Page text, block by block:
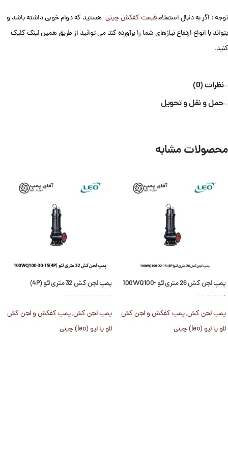
توجه : اگر به دنبال استعلامقیمت کفکش چینی هستید که دوام خوبی داشته باشد و
بتواند با انواع ارتفاع نیازهای شما را برآورده کند می توانید از طریق همین لینک کلیک
کنید.
نظرات (0)
حمل و نقل و تحویل
محصولات مشابه
پمپ لجن کش 26 متری لئو 100WQ100-
22-15 (4P)
پمپ لجن کش,پمپ کفکش و لجن کش
لئو یا لیو (leo) چینی
پمپ لجن کش 32 متری لئو (4P)
100WQ100-30-15
پمپ لجن کش,پمپ کفکش و لجن کش
لئو یا لیو (leo) چینی